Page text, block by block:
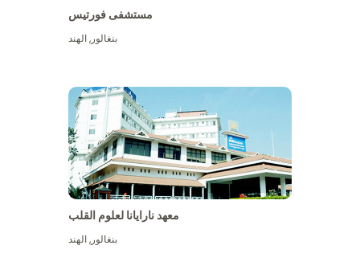
مستشفى فورتيس
بنغالور,الهند
معهد نارايانا لعلوم القلب
بنغالور,الهند